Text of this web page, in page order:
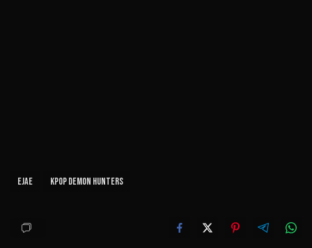
Ejae KPop Demon Hunters